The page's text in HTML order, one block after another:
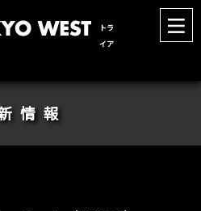
トラ
イア
情報